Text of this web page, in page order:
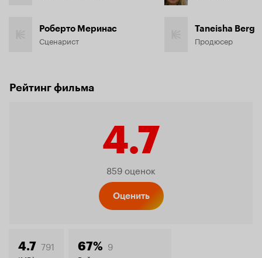
Роберто Меринас
Сценарист
Taneisha Berg
Продюсер
Рейтинг фильма
4.7
Рейтинг
859 оценок
Оценить
4.7 791 67% 9